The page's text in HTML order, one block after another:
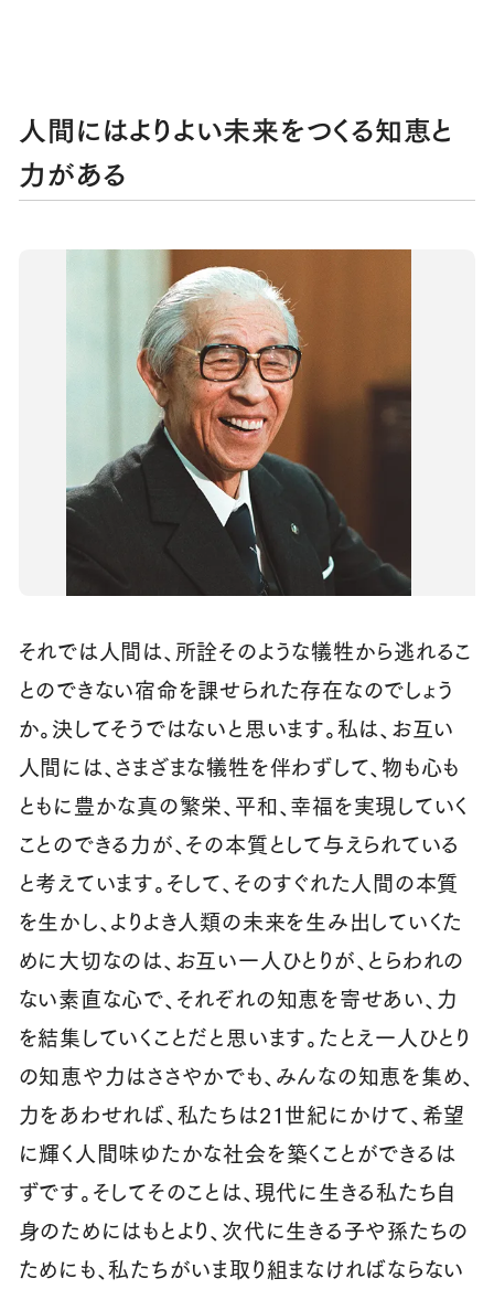
人間にはよりよい未来をつくる知恵と
力がある
それでは人間は、所詮そのような犠牲から逃れるこ
とのできない宿命を課せられた存在なのでしょう
か。決してそうではないと思います。私は、お互い
人間には、さまざまな犠牲を伴わずして、物も心も
ともに豊かな真の繁栄、平和、幸福を実現していく
ことのできる力が、その本質として与えられている
と考えています。そして、そのすぐれた人間の本質
を生かし、よりよき人類の未来を生み出していくた
めに大切なのは、お互い一人ひとりが、とらわれの
ない素直な心で、それぞれの知恵を寄せあい、力
を結集していくことだと思います。たとえ一人ひとり
の知恵や力はささやかでも、みんなの知恵を集め、
力をあわせれば、私たちは21世紀にかけて、希望
に輝く人間味ゆたかな社会を築くことができるは
ずです。そしてそのことは、現代に生きる私たち自
身のためにはもとより、次代に生きる子や孫たちの
ためにも、私たちがいま取り組まなければならない